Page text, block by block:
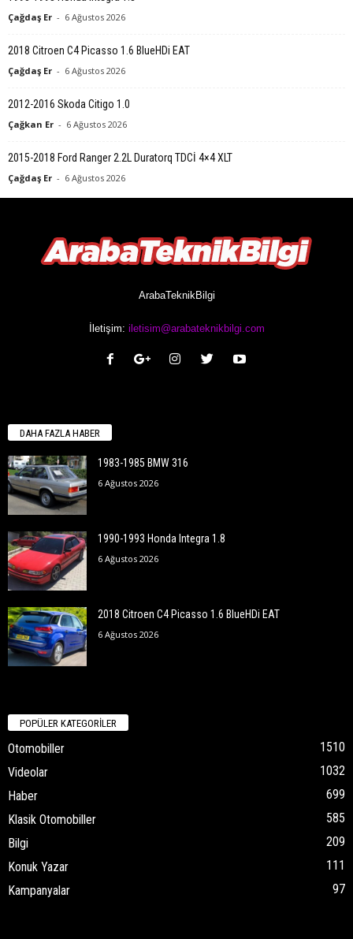
Çağdaş Er - 6 Ağustos 2026
2018 Citroen C4 Picasso 1.6 BlueHDi EAT
Çağdaş Er - 6 Ağustos 2026
2012-2016 Skoda Citigo 1.0
Çağkan Er - 6 Ağustos 2026
2015-2018 Ford Ranger 2.2L Duratorq TDCİ 4×4 XLT
Çağdaş Er - 6 Ağustos 2026
ArabaTeknikBilgi
İletişim: iletisim@arabateknikbilgi.com
DAHA FAZLA HABER
1983-1985 BMW 316
6 Ağustos 2026
1990-1993 Honda Integra 1.8
6 Ağustos 2026
2018 Citroen C4 Picasso 1.6 BlueHDi EAT
6 Ağustos 2026
POPÜLER KATEGORİLER
Otomobiller
1510
Videolar
1032
Haber
699
Klasik Otomobiller
585
Bilgi
209
Konuk Yazar
111
Kampanyalar
97